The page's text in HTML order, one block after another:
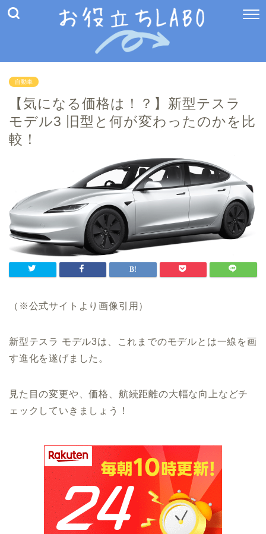
自動車
【気になる価格は！？】新型テスラ
モデル3 旧型と何が変わったのかを比
較！
（※公式サイトより画像引用）
新型テスラ モデル3は、これまでのモデルとは一線を画
す進化を遂げました。
見た目の変更や、価格、航続距離の大幅な向上などチ
ェックしていきましょう！